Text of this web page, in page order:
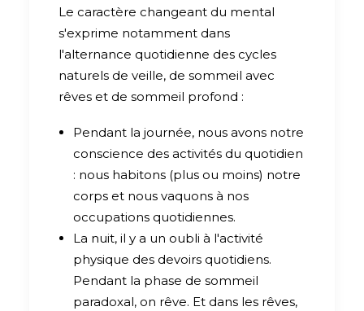
Le caractère changeant du mental
s'exprime notamment dans
l'alternance quotidienne des cycles
naturels de veille, de sommeil avec
rêves et de sommeil profond :
Pendant la journée, nous avons notre
conscience des activités du quotidien
: nous habitons (plus ou moins) notre
corps et nous vaquons à nos
occupations quotidiennes.
La nuit, il y a un oubli à l'activité
physique des devoirs quotidiens.
Pendant la phase de sommeil
paradoxal, on rêve. Et dans les rêves,